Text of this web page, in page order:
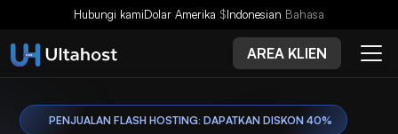
Hubungi kamiDolar Amerika $Indonesian Bahasa
AREA KLIEN
PENJUALAN FLASH HOSTING: DAPATKAN DISKON 40%